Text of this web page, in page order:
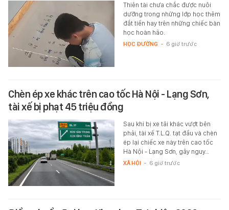
Thiên tài chưa chắc được nuôi
dưỡng trong những lớp học thêm
đắt tiền hay trên những chiếc bàn
học hoàn hảo.
HỌC ĐƯỜNG - 6 giờ trước
Chèn ép xe khác trên cao tốc Hà Nội - Lạng Sơn,
tài xế bị phạt 45 triệu đồng
Sau khi bị xe tải khác vượt bên
phải, tài xế T.L.Q. tạt đầu và chèn
ép lại chiếc xe này trên cao tốc
Hà Nội - Lạng Sơn, gây nguy…
XÃ HỘI - 6 giờ trước